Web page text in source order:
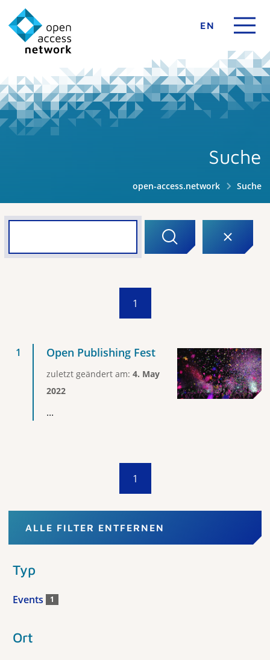
EN
Suche
open-access.network Suche
1
Open Publishing Fest
zuletzt geändert am: 4. May
2022
...
1
ALLE FILTER ENTFERNEN
Typ
Events 1
Ort